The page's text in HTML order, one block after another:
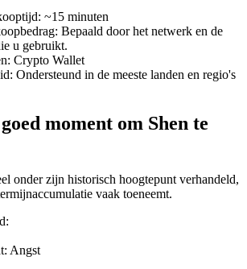
futures
: ~15 minuten
: Bepaald door het netwerk en de
u gebruikt.
: Crypto Wallet
: Ondersteund in de meeste landen en regio's
moment om Shen te
onder zijn historisch hoogtepunt verhandeld,
vaak toeneemt.
:
: Angst